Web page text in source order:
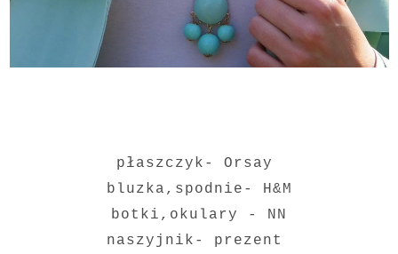
płaszczyk- Orsay
bluzka,spodnie- H&M
botki,okulary - NN
naszyjnik- prezent